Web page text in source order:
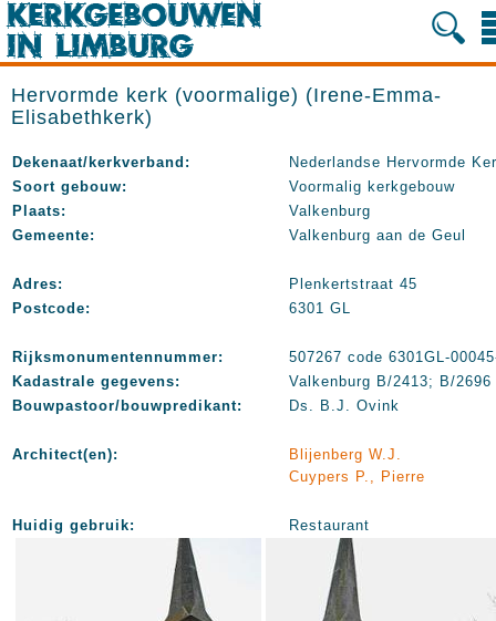
Hervormde kerk (voormalige) (Irene-Emma-
Elisabethkerk)
Dekenaat/kerkverband:
Nederlandse Hervormde
Soort gebouw:
Voormalig kerkgebouw
Plaats:
Valkenburg
Gemeente:
Valkenburg aan de Geul
Adres:
Plenkertstraat 45
Postcode:
6301 GL
Rijksmonumentennummer:
507267 code 6301GL-
Kadastrale gegevens:
Valkenburg B/2413; B/2696
Bouwpastoor/bouwpredikant:
Ds. B.J. Ovink
Architect(en):
Blijenberg W.J.
Cuypers P., Pierre
Huidig gebruik: Restaurant